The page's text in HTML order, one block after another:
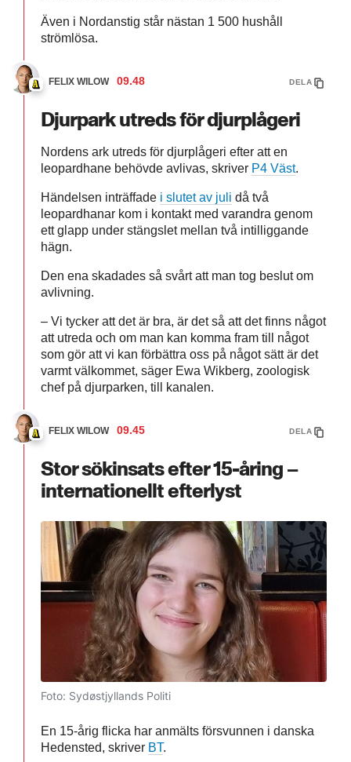
Även i Nordanstig står nästan 1 500 hushåll
strömlösa.
FELIX WILOW 09.48 DELA
Djurpark utreds för djurplågeri
Nordens ark utreds för djurplågeri efter att en
leopardhane behövde avlivas, skriver P4 Väst.
Händelsen inträffade i slutet av juli då två
leopardhanar kom i kontakt med varandra genom
ett glapp under stängslet mellan två intilliggande
hägn.
Den ena skadades så svårt att man tog beslut om
avlivning.
– Vi tycker att det är bra, är det så att det finns något
att utreda och om man kan komma fram till något
som gör att vi kan förbättra oss på något sätt är det
varmt välkommet, säger Ewa Wikberg, zoologisk
chef på djurparken, till kanalen.
FELIX WILOW 09.45 DELA
Stor sökinsats efter 15-åring –
internationellt efterlyst
Foto: Sydøstjyllands Politi
En 15-årig flicka har anmälts försvunnen i danska
Hedensted, skriver BT.